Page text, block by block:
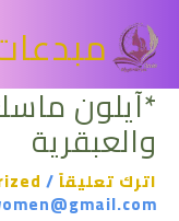
إلى
المحتوى
*آيلون
والعبقرية
اترك تعليقاً/